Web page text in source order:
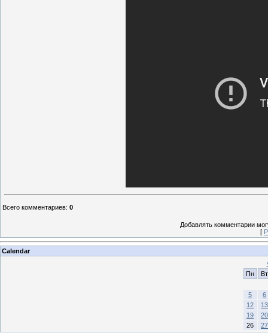
Всего комментариев: 0
Добавлять комментарии
[
Calendar
Пн
Вт
5
6
12
13
19
20
26
27